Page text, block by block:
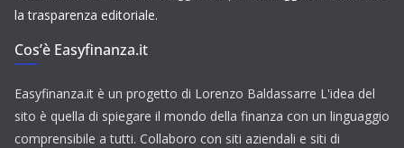
la trasparenza editoriale.
Cos’è Easyfinanza.it
Easyfinanza.it è un progetto di Lorenzo Baldassarre L'idea del
sito è quella di spiegare il mondo della finanza con un linguaggio
comprensibile a tutti. Collaboro con siti aziendali e siti di